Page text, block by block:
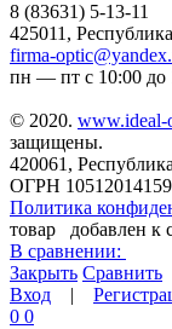
8 (83631) 5-13-11
425011,
firma-
пн — пт с 10:00 до
© 2020. www.ideal-
защищены.
420061,
ОГРН
Политика
товар
добавлен к
В сравнении:
Закрыть Сравнить
Вход |
0 0